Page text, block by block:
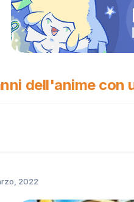
dell'anime
2022